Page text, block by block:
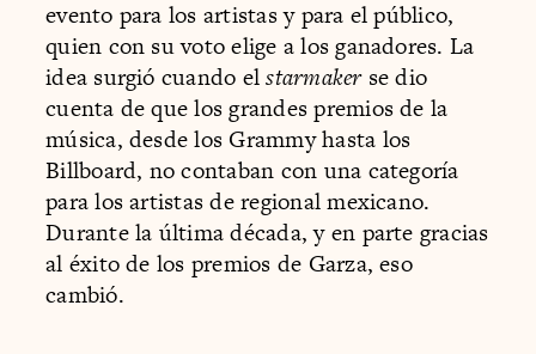
evento para los artistas y para el público,
quien con su voto elige a los ganadores. La
idea surgió cuando elstarmakerse dio
cuenta de que los grandes premios de la
música, desde los Grammy hasta los
Billboard, no contaban con una categoría
para los artistas de regional mexicano.
Durante la última década, y en parte gracias
al éxito de los premios de Garza, eso
cambió.